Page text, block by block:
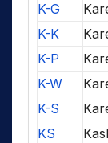
K-G
K-K
K-P
K-W
K-S
KS